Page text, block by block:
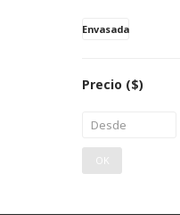
Envasada
Precio ($)
OK